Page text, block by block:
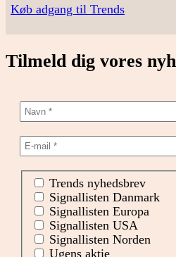
Køb adgang til Trends
Tilmeld dig vores
Trends nyhedsbrev
Signallisten Danmark
Signallisten Europa
Signallisten USA
Signallisten Norden
Ugens aktie